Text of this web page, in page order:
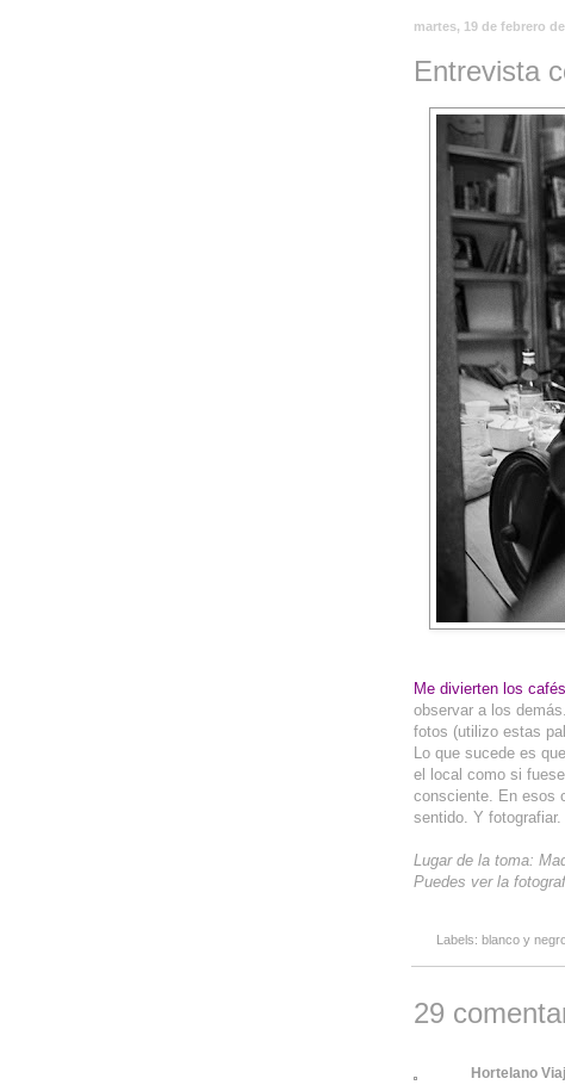
martes, 19 de febrero
Entrevista
Me divierten los
observar a los
fotos (utilizo estas
Lo que sucede es
el local como si
consciente. En esos
sentido. Y fotografiar.
Lugar de la toma:
Puedes ver la
Labels: blanco y
29
Hortelano